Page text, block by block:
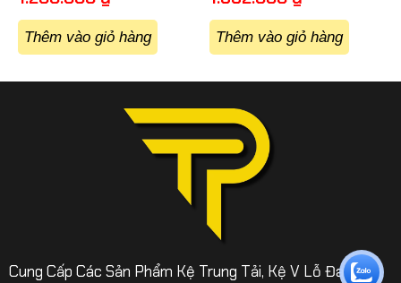
Thêm vào giỏ hàng Thêm vào giỏ hàng
Cung Cấp Các Sản Phẩm Kệ Trung Tải, Kệ V Lỗ Đa Năng,